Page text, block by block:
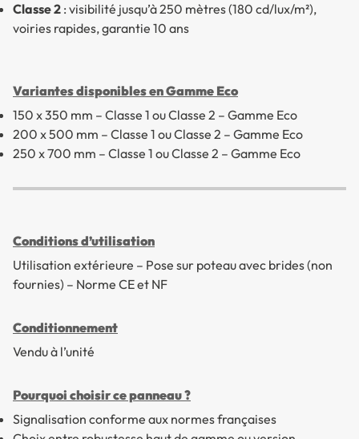
Classe 2 : visibilité jusqu’à 250 mètres (180 cd/lux/m²),
voiries rapides, garantie 10 ans
Variantes disponibles en Gamme Eco
150 x 350 mm – Classe 1 ou Classe 2 – Gamme Eco
200 x 500 mm – Classe 1 ou Classe 2 – Gamme Eco
250 x 700 mm – Classe 1 ou Classe 2 – Gamme Eco
Conditions d’utilisation
Utilisation extérieure – Pose sur poteau avec brides (non
fournies) – Norme CE et NF
Conditionnement
Vendu à l’unité
Pourquoi choisir ce panneau ?
Signalisation conforme aux normes françaises